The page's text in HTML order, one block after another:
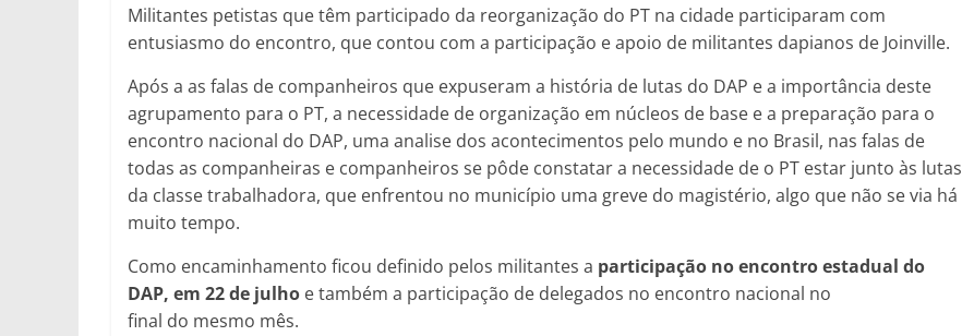
Militantes petistas que têm participado da reorganização do PT na cidade participaram com
entusiasmo do encontro, que contou com a participação e apoio de militantes dapianos de Joinville.
Após a as falas de companheiros que expuseram a história de lutas do DAP e a importância deste
agrupamento para o PT, a necessidade de organização em núcleos de base e a preparação para o
encontro nacional do DAP, uma analise dos acontecimentos pelo mundo e no Brasil, nas falas de
todas as companheiras e companheiros se pôde constatar a necessidade de o PT estar junto às lutas
da classe trabalhadora, que enfrentou no município uma greve do magistério, algo que não se via há
muito tempo.
Como encaminhamento ficou definido pelos militantes a participação no encontro estadual do
DAP, em 22 de julho e também a participação de delegados no encontro nacional no
final do mesmo mês.